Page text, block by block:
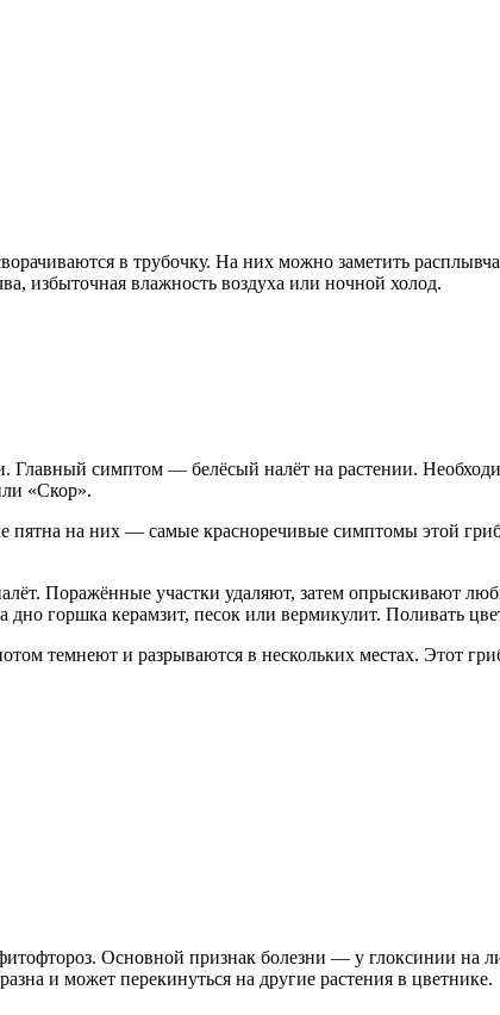
в трубочку. На них можно заметить
избыточная влажность воздуха или ночной холод.
симптом — белёсый налёт на растении.
«Скор».
на них — самые красноречивые симптомы этой
Поражённые участки удаляют, затем опрыскивают
горшка керамзит, песок или вермикулит. Поливать
темнеют и разрываются в нескольких местах. Этот
Основной признак болезни — у глоксинии на
и может перекинуться на другие растения в цветнике.